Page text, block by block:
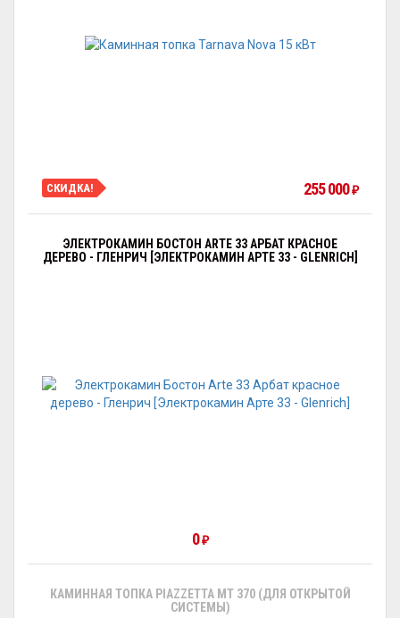
СКИДКА! 255 000₽
ЭЛЕКТРОКАМИН БОСТОН ARTE 33 АРБАТ КРАСНОЕ
ДЕРЕВО - ГЛЕНРИЧ [ЭЛЕКТРОКАМИН АРТЕ 33 - GLENRICH]
0₽
КАМИННАЯ ТОПКА PIAZZETTA MT 370 (ДЛЯ ОТКРЫТОЙ
СИСТЕМЫ)